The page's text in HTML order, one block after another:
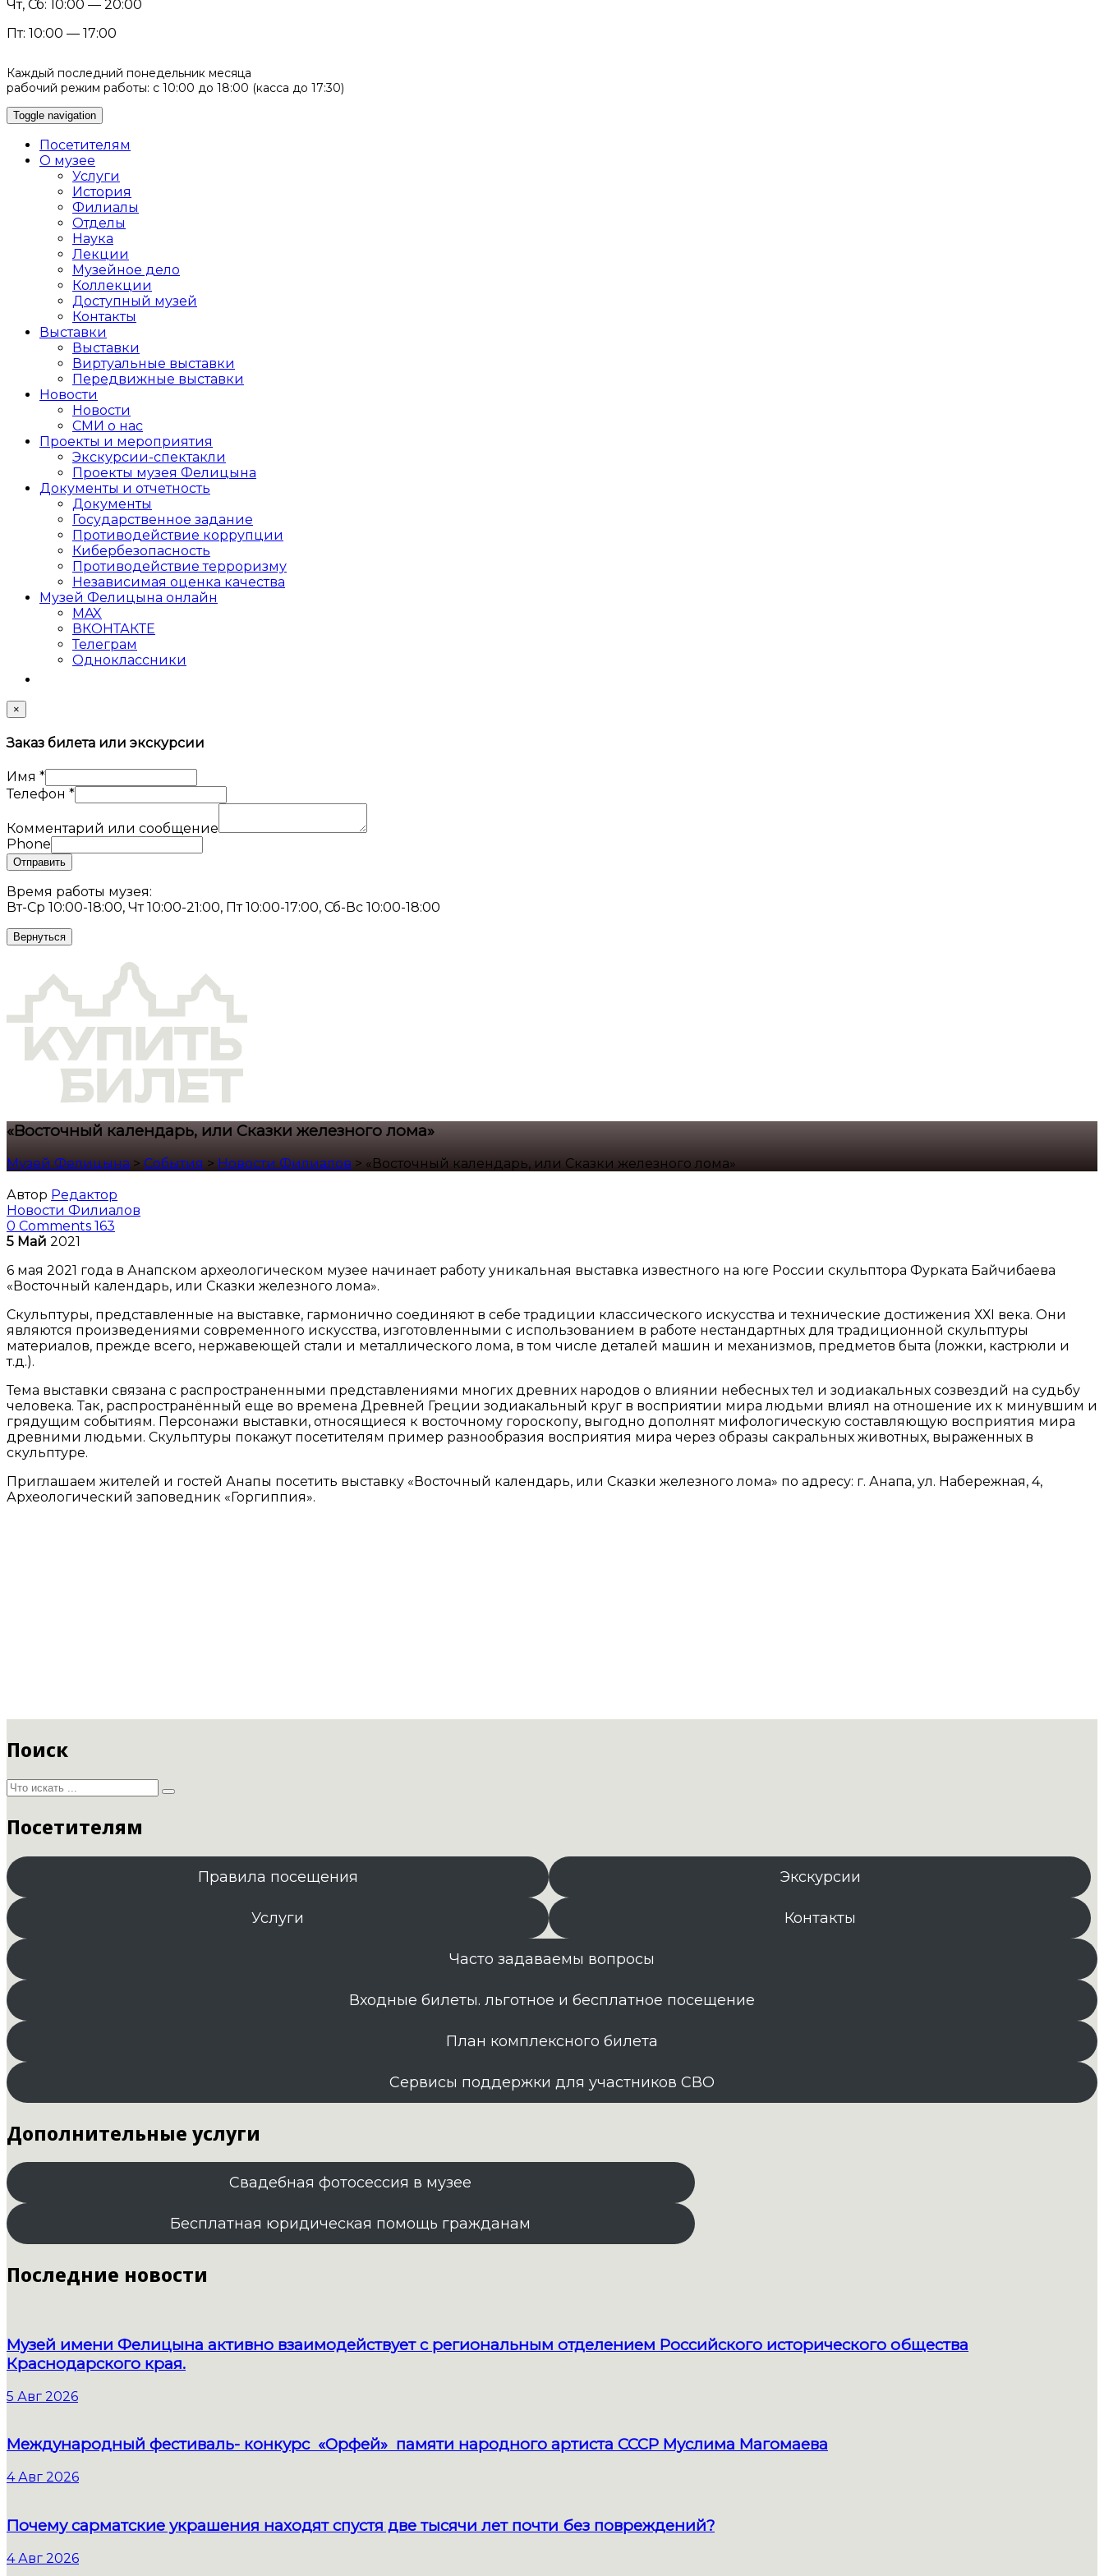
Чт, Сб: 10:00 — 20:00
Пт: 10:00 — 17:00
Каждый последний понедельник месяца
рабочий режим работы: с 10:00 до 18:00 (касса до 17:30)
Toggle navigation
Посетителям
О музее
Услуги
История
Филиалы
Отделы
Наука
Лекции
Музейное дело
Коллекции
Доступный музей
Контакты
Выставки
Выставки
Виртуальные выставки
Передвижные выставки
Новости
Новости
СМИ о нас
Проекты и мероприятия
Экскурсии-спектакли
Проекты музея Фелицына
Документы и отчетность
Документы
Государственное задание
Противодействие коррупции
Кибер­безопасность
Противодействие терроризму
Независимая оценка качества
Музей Фелицына онлайн
MAX
ВКОНТАКТЕ
Телеграм
Одноклассники
×
Заказ билета или экскурсии
Имя *
Телефон *
Комментарий или сообщение
Phone
Отправить
Время работы музея:
Вт-Ср 10:00-18:00, Чт 10:00-21:00, Пт 10:00-17:00, Сб-Вс 10:00-18:00
Вернуться
«Восточный календарь, или Сказки железного лома»
Музей Фелицына > События > Новости Филиалов > «Восточный календарь, или Сказки железного лома»
Автор Редактор
Новости Филиалов
0 Comments 163
5 Май 2021
6 мая 2021 года в Анапском археологическом музее начинает работу уникальная выставка известного на юге России скульптора Фурката Байчибаева
«Восточный календарь, или Сказки железного лома».
Скульптуры, представленные на выставке, гармонично соединяют в себе традиции классического искусства и технические достижения ХХI века. Они
являются произведениями современного искусства, изготовленными с использованием в работе нестандартных для традиционной скульптуры
материалов, прежде всего, нержавеющей стали и металлического лома, в том числе деталей машин и механизмов, предметов быта (ложки, кастрюли и
т.д.).
Тема выставки связана с распространенными представлениями многих древних народов о влиянии небесных тел и зодиакальных созвездий на судьбу
человека. Так, распространённый еще во времена Древней Греции зодиакальный круг в восприятии мира людьми влиял на отношение их к минувшим и
грядущим событиям. Персонажи выставки, относящиеся к восточному гороскопу, выгодно дополнят мифологическую составляющую восприятия мира
древними людьми. Скульптуры покажут посетителям пример разнообразия восприятия мира через образы сакральных животных, выраженных в
скульптуре.
Приглашаем жителей и гостей Анапы посетить выставку «Восточный календарь, или Сказки железного лома» по адресу: г. Анапа, ул. Набережная, 4,
Археологический заповедник «Горгиппия».
Поиск
Посетителям
Правила посещения Экскурсии
Услуги Контакты
Часто задаваемы вопросы
Входные билеты. льготное и бесплатное посещение
План комплексного билета
Сервисы поддержки для участников СВО
Дополнительные услуги
Свадебная фотосессия в музее
Бесплатная юридическая помощь гражданам
Последние новости
Музей имени Фелицына активно взаимодействует с региональным отделением Российского исторического общества
Краснодарского края.
5 Авг 2026
Международный фестиваль- конкурс «Орфей» памяти народного артиста СССР Муслима Магомаева
4 Авг 2026
Почему сарматские украшения находят спустя две тысячи лет почти без повреждений?
4 Авг 2026